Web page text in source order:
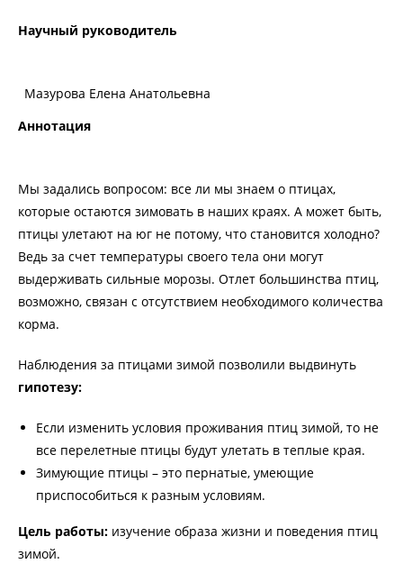
Научный руководитель
Мазурова Елена Анатольевна
Аннотация
Мы задались вопросом: все ли мы знаем о птицах,
которые остаются зимовать в наших краях. А может быть,
птицы улетают на юг не потому, что становится холодно?
Ведь за счет температуры своего тела они могут
выдерживать сильные морозы. Отлет большинства птиц,
возможно, связан с отсутствием необходимого количества
корма.
Наблюдения за птицами зимой позволили выдвинуть
гипотезу:
Если изменить условия проживания птиц зимой, то не
все перелетные птицы будут улетать в теплые края.
Зимующие птицы – это пернатые, умеющие
приспособиться к разным условиям.
Цель работы: изучение образа жизни и поведения птиц
зимой.